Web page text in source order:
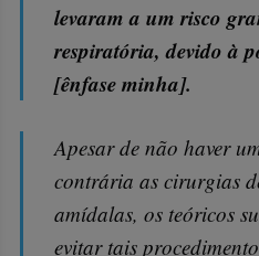
levaram a um risco
respiratória, devido à
[ênfase minha].
Apesar de não haver
contrária as cirurgias
amídalas, os teóricos
evitar tais